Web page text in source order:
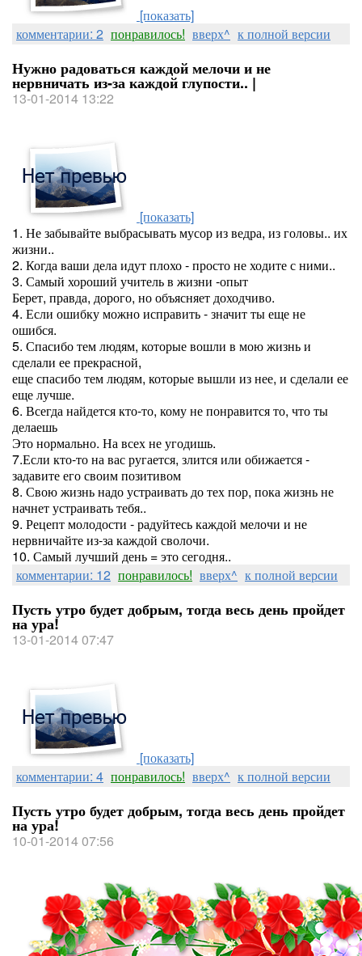
[показать]
комментарии: 2 понравилось! вверх^ к полной версии
Нужно радоваться каждой мелочи и не
нервничать из-за каждой глупости.. |
13-01-2014 13:22
[показать]
1. Не забывайте выбрасывать мусор из ведра, из головы.. их
жизни..
2. Когда ваши дела идут плохо - просто не ходите с ними..
3. Самый хороший учитель в жизни -опыт
Берет, правда, дорого, но объясняет доходчиво.
4. Если ошибку можно исправить - значит ты еще не
ошибся.
5. Спасибо тем людям, которые вошли в мою жизнь и
сделали ее прекрасной,
еще спасибо тем людям, которые вышли из нее, и сделали ее
еще лучше.
6. Всегда найдется кто-то, кому не понравится то, что ты
делаешь
Это нормально. На всех не угодишь.
7.Если кто-то на вас ругается, злится или обижается -
задавите его своим позитивом
8. Свою жизнь надо устраивать до тех пор, пока жизнь не
начнет устраивать тебя..
9. Рецепт молодости - радуйтесь каждой мелочи и не
нервничайте из-за каждой сволочи.
10. Самый лучший день = это сегодня..
комментарии: 12 понравилось! вверх^ к полной версии
Пусть утро будет добрым, тогда весь день пройдет
на ура!
13-01-2014 07:47
[показать]
комментарии: 4 понравилось! вверх^ к полной версии
Пусть утро будет добрым, тогда весь день пройдет
на ура!
10-01-2014 07:56